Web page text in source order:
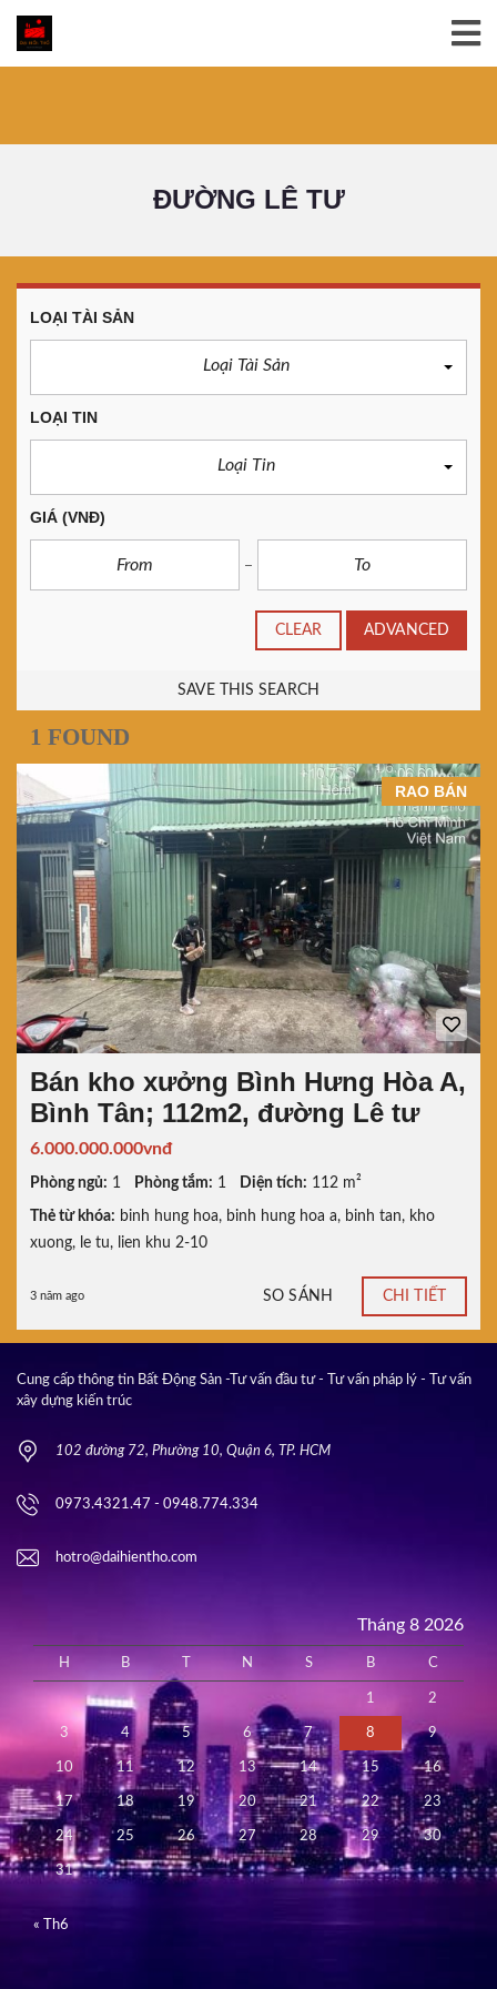
ĐƯỜNG LÊ TƯ
LOẠI TÀI SẢN
Loại Tài Sản
LOẠI TIN
Loại Tin
GIÁ (VNĐ)
CLEAR ADVANCED
SAVE THIS SEARCH
1 FOUND
RAO BÁN
Bán kho xưởng Bình Hưng Hòa A,
Bình Tân; 112m2, đường Lê tư
6.000.000.000vnđ
Phòng ngủ: 1 Phòng tắm: 1 Diện tích: 112 m²
Thẻ từ khóa: binh hung hoa, binh hung hoa a, binh tan, kho
xuong, le tu, lien khu 2-10
3 năm ago SO SÁNH CHI TIẾT
Cung cấp thông tin Bất Động Sản -Tư vấn đầu tư - Tư vấn pháp lý - Tư vấn
xây dựng kiến trúc
102 đường 72, Phường 10, Quận 6, TP. HCM
0973.4321.47 - 0948.774.334
hotro@daihientho.com
Tháng 8 2026
H B N S B C
1 2
3 4 5 6 7 8 9
10 11 12 13 14 15 16
17 18 19 20 21 22 23
24 25 26 27 28 29 30
31
« Th6